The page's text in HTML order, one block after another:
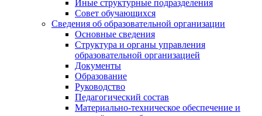
Иные структурные подразделения
Совет обучающихся
Сведения об образовательной организации
Основные сведения
Структура и органы управления
образовательной организацией
Документы
Образование
Руководство
Педагогический состав
Материально-техническое обеспечение и